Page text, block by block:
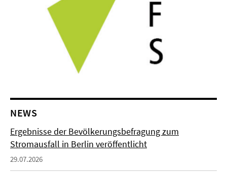
NEWS
Ergebnisse der Bevölkerungsbefragung zum
Stromausfall in Berlin veröffentlicht
29.07.2026